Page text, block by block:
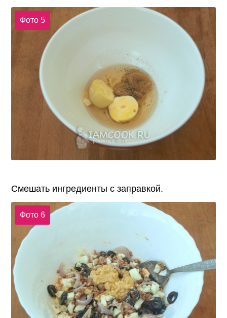
Фото 5
Смешать ингредиенты с заправкой.
Фото 6